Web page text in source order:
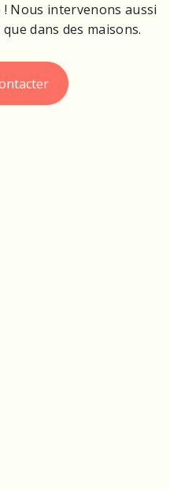
! Nous intervenons aussi
dans des maisons.